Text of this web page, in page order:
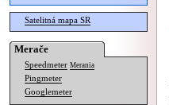
Satelitná mapa SR
Merače
Speedmeter Merania
Pingmeter
Googlemeter